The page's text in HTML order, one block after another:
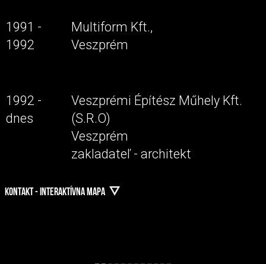
1991 -
1992
Multiform Kft.,
Veszprém
1992 -
dnes
Veszprémi Építész Műhely Kft.
(S.R.O)
Veszprém
zakladateľ - architekt
KONTAKT - INTERAKTÍVNA MAPA